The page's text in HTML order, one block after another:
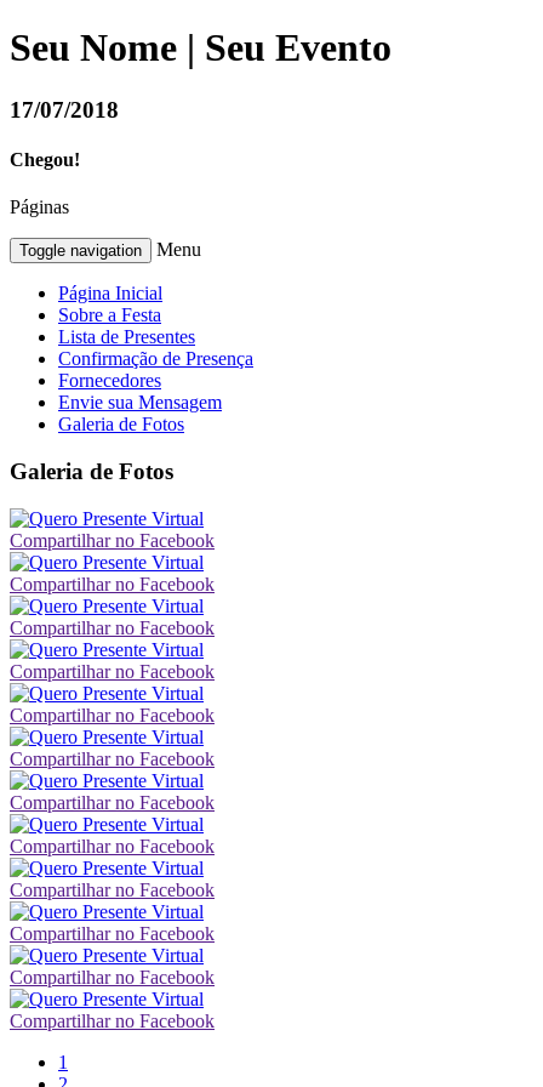
Seu Nome | Seu Evento
17/07/2018
Chegou!
Páginas
Toggle navigation Menu
Página Inicial
Sobre a Festa
Lista de Presentes
Confirmação de Presença
Fornecedores
Envie sua Mensagem
Galeria de Fotos
Galeria de Fotos
Compartilhar no Facebook
Compartilhar no Facebook
Compartilhar no Facebook
Compartilhar no Facebook
Compartilhar no Facebook
Compartilhar no Facebook
Compartilhar no Facebook
Compartilhar no Facebook
Compartilhar no Facebook
Compartilhar no Facebook
Compartilhar no Facebook
Compartilhar no Facebook
1